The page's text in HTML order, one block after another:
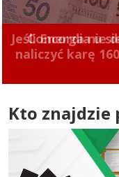
Jeśli Energa nie
naliczyć karę
Kto znajdzie